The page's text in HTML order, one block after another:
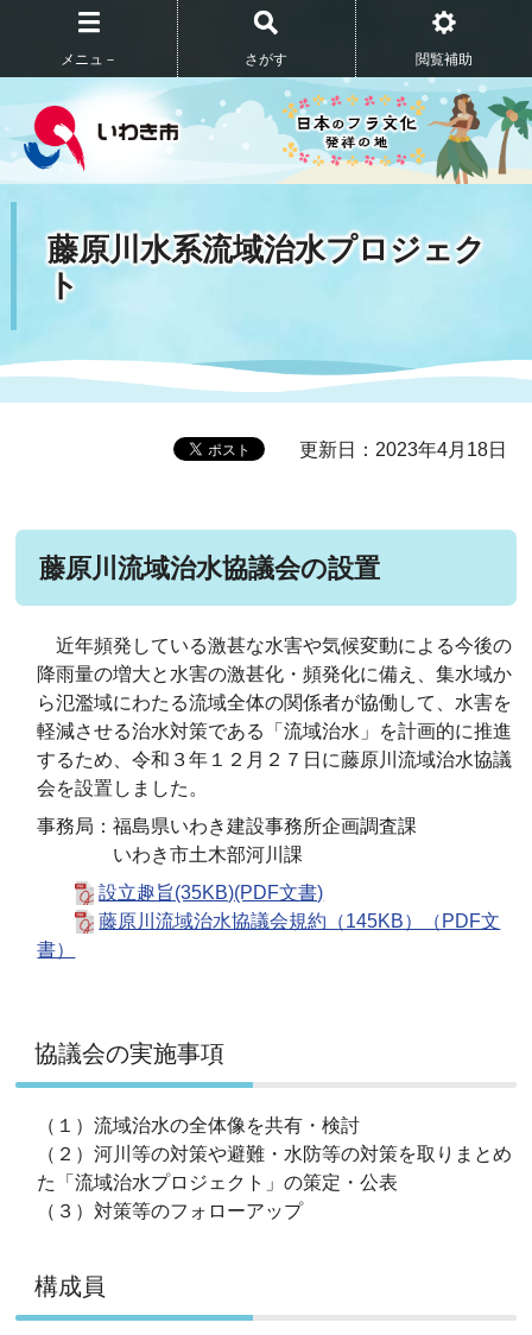
メニュ－ さがす 閲覧補助
藤原川水系流域治水プロジェク
ト
更新日：2023年4月18日
藤原川流域治水協議会の設置
近年頻発している激甚な水害や気候変動による今後の
降雨量の増大と水害の激甚化・頻発化に備え、集水域か
ら氾濫域にわたる流域全体の関係者が協働して、水害を
軽減させる治水対策である「流域治水」を計画的に推進
するため、令和３年１２月２７日に藤原川流域治水協議
会を設置しました。
事務局：福島県いわき建設事務所企画調査課
いわき市土木部河川課
設立趣旨(35KB)(PDF文書)
藤原川流域治水協議会規約（145KB）（PDF文
書）
協議会の実施事項
（１）流域治水の全体像を共有・検討
（２）河川等の対策や避難・水防等の対策を取りまとめ
た「流域治水プロジェクト」の策定・公表
（３）対策等のフォローアップ
構成員